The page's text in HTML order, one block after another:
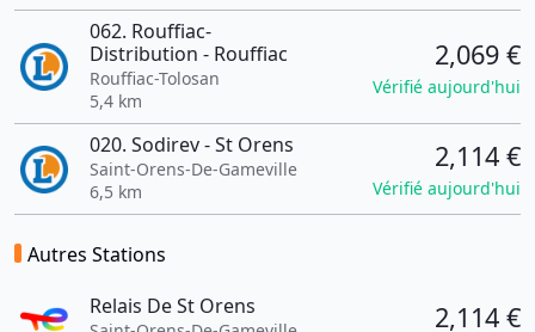
062. Rouffiac-
Distribution - Rouffiac
Rouffiac-Tolosan
5,4 km
2,069 €
Vérifié aujourd'hui
020. Sodirev - St Orens
Saint-Orens-De-Gameville
6,5 km
2,114 €
Vérifié aujourd'hui
Autres Stations
Relais De St Orens
2,114 €